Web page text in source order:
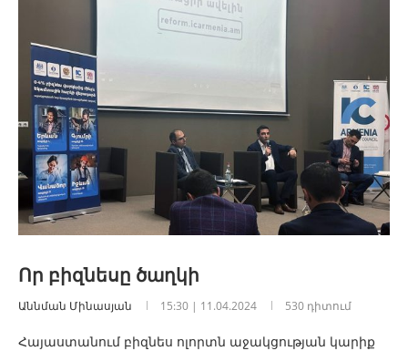
Որ բիզնեսը ծաղկի
Աննման Մինասյան 15:30 | 11.04.2024 530 դիտում
Հայաստանում բիզնես ոլորտն աջակցության կարիք